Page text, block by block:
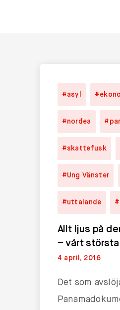
#asyl
#nordea
#skattefusk
#Ung Vänster
#uttalande
Allt ljus på
– vårt
4 april, 2016
Det som